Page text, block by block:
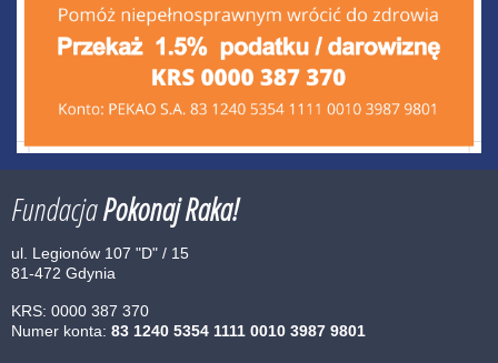
FundacjaPokonaj Raka!
ul. Legionów 107 "D" / 15
81-472 Gdynia
KRS: 0000 387 370
Numer konta: 83 1240 5354 1111 0010 3987 9801